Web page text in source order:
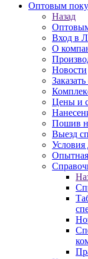
Оптовым
Назад
Вход в
О
Новости
Цены и
Пошив
Выезд
Условия